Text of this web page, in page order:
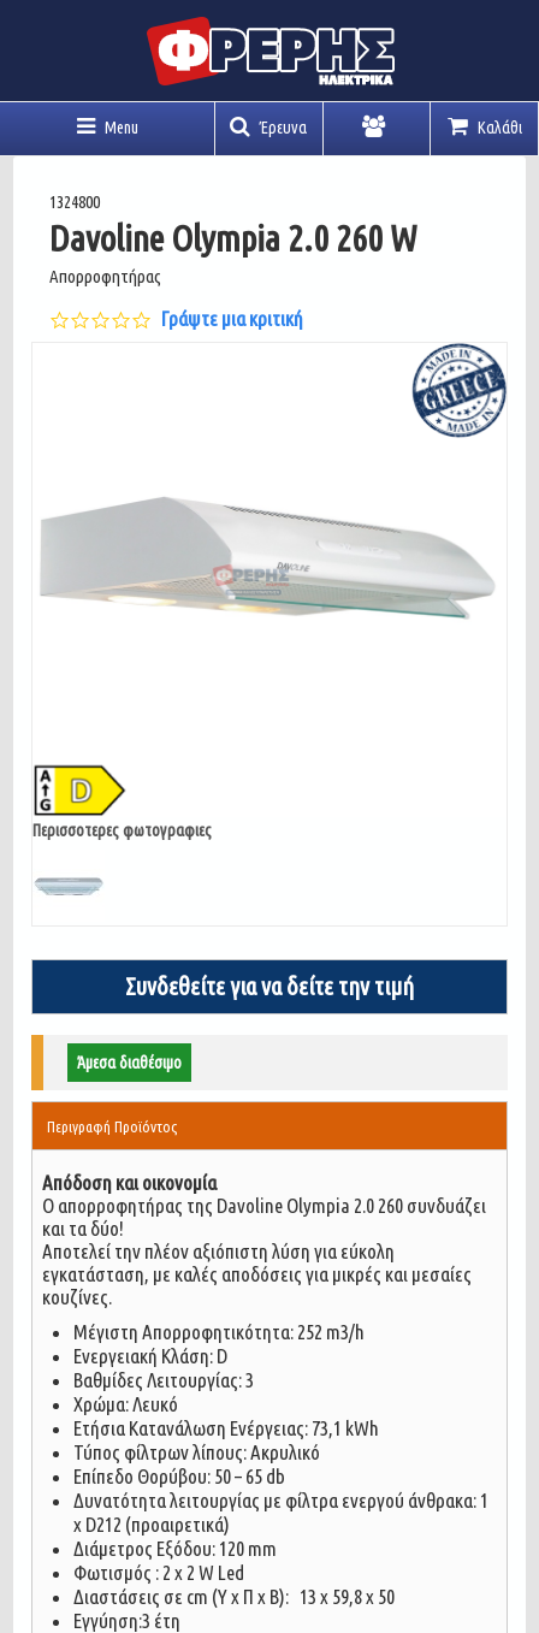
Menu Έρευνα Καλάθι
1324800
Davoline Olympia 2.0 260 W
Απορροφητήρας
0.0
star
Γράψτε μια κριτική
Περισσοτερες φωτογραφιες
Συνδεθείτε για να δείτε την τιμή
Άμεσα διαθέσιμο
Περιγραφή Προϊόντος
Απόδοση και οικονομία
Ο απορροφητήρας της Davoline Olympia 2.0 260 συνδυάζει
και τα δύο!
Αποτελεί την πλέον αξιόπιστη λύση για εύκολη
εγκατάσταση, με καλές αποδόσεις για μικρές και μεσαίες
κουζίνες.
Μέγιστη Απορροφητικότητα: 252 m3/h
Ενεργειακή Κλάση: D
Βαθμίδες Λειτουργίας: 3
Χρώμα: Λευκό
Ετήσια Κατανάλωση Ενέργειας: 73,1 kWh
Τύπος φίλτρων λίπους: Ακρυλικό
Επίπεδο Θορύβου: 50 – 65 db
Δυνατότητα λειτουργίας με φίλτρα ενεργού άνθρακα: 1
x D212 (προαιρετικά)
Διάμετρος Εξόδου: 120 mm
Φωτισμός : 2 x 2 W Led
Διαστάσεις σε cm (Υ x Π x Β): 13 x 59,8 x 50
Εγγύηση:3 έτη